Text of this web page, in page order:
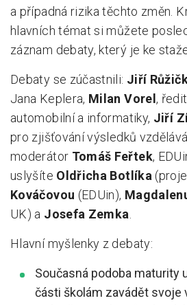
a případná rizika těchto změn.
hlavních témat si můžete
záznam debaty, který je ke
Debaty se zúčastnili: Jiří
Jana Keplera, Milan Vorel,
automobilní a informatiky, Jiří
pro zjišťování výsledků
moderátor Tomáš Feřtek,
uslyšíte Oldřicha Botlíka
Kováčovou (EDUin),
UK) a Josefa Zemka
Hlavní myšlenky z debaty:
Současná podoba maturity
části školám zavádět svoje